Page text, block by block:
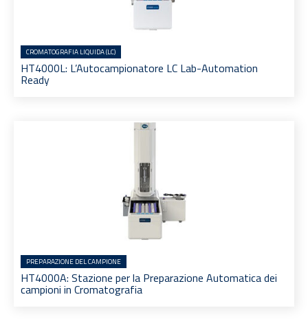
CROMATOGRAFIA LIQUIDA (LC)
HT4000L: L’Autocampionatore LC Lab-Automation
Ready
PREPARAZIONE DEL CAMPIONE
HT4000A: Stazione per la Preparazione Automatica dei
campioni in Cromatografia